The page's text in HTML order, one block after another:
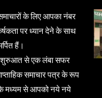
के लिए आपका नंबर
पर ध्यान देने के साथ
हैं।
शुरुआत से एक लंबा सफर
समाचार पत्र के रूप
के मध्यम से आपको नये नये